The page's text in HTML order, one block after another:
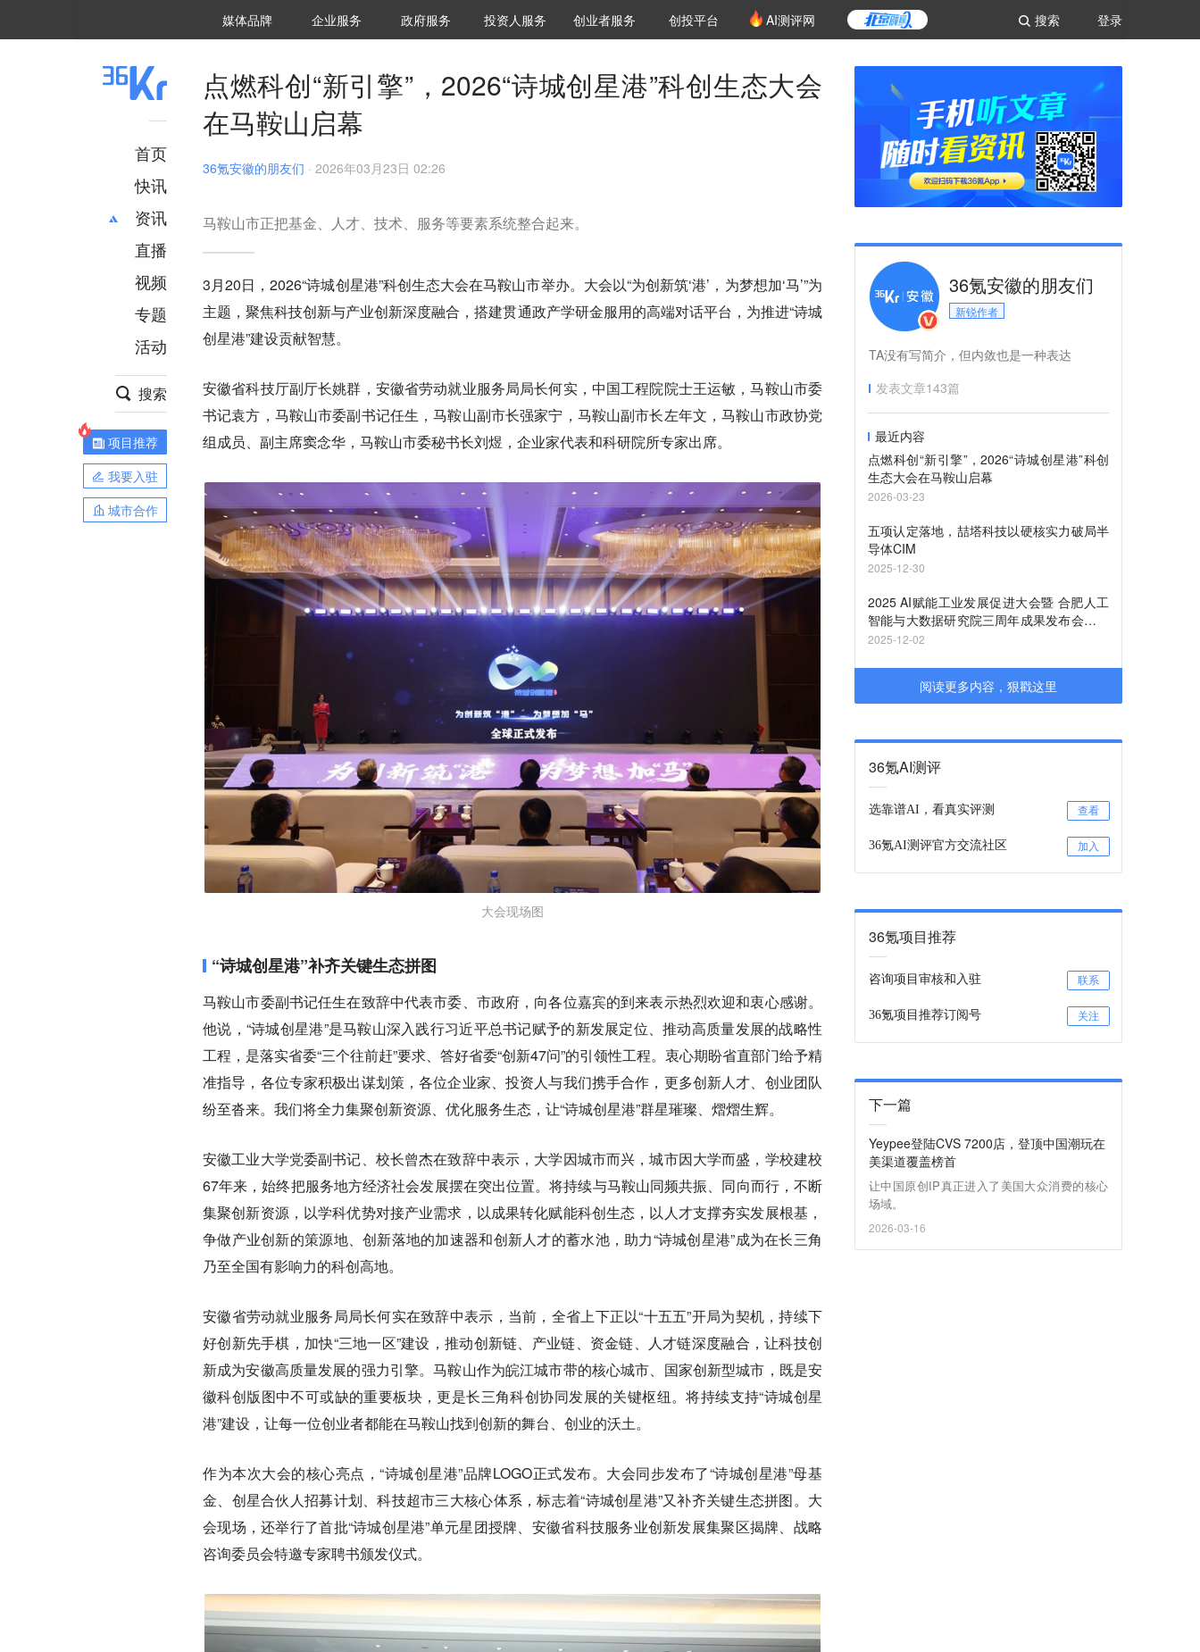
登录
搜索
媒体品牌 36Kr研究院
企业服务 城市之窗
政府服务 VClub投资机构库
投资机构职位推介
投资人服务 创投氪堂
创业者服务 创投平台 AI测评网
首页
快讯
资讯
推荐
财经
项目推荐
安徽
直播
视频
专题
活动
搜索
项目推荐
我要入驻
城市合作
点燃科创“新引擎”，2026“诗城创星港”科创生态大会
在马鞍山启幕
36氪安徽的朋友们 · 2026年03月23日 02:26
马鞍山市正把基金、人才、技术、服务等要素系统整合起来。
3月20日，2026“诗城创星港”科创生态大会在马鞍山市举办。大会以“为创新筑‘港’，为梦想加‘马’”为
主题，聚焦科技创新与产业创新深度融合，搭建贯通政产学研金服用的高端对话平台，为推进“诗城
创星港”建设贡献智慧。
安徽省科技厅副厅长姚群，安徽省劳动就业服务局局长何实，中国工程院院士王运敏，马鞍山市委
书记袁方，马鞍山市委副书记任生，马鞍山副市长强家宁，马鞍山副市长左年文，马鞍山市政协党
组成员、副主席窦念华，马鞍山市委秘书长刘煜，企业家代表和科研院所专家出席。
大会现场图
“诗城创星港”补齐关键生态拼图
马鞍山市委副书记任生在致辞中代表市委、市政府，向各位嘉宾的到来表示热烈欢迎和衷心感谢。
他说，“诗城创星港”是马鞍山深入践行习近平总书记赋予的新发展定位、推动高质量发展的战略性
工程，是落实省委“三个往前赶”要求、答好省委“创新47问”的引领性工程。衷心期盼省直部门给予精
准指导，各位专家积极出谋划策，各位企业家、投资人与我们携手合作，更多创新人才、创业团队
纷至沓来。我们将全力集聚创新资源、优化服务生态，让“诗城创星港”群星璀璨、熠熠生辉。
安徽工业大学党委副书记、校长曾杰在致辞中表示，大学因城市而兴，城市因大学而盛，学校建校
67年来，始终把服务地方经济社会发展摆在突出位置。将持续与马鞍山同频共振、同向而行，不断
集聚创新资源，以学科优势对接产业需求，以成果转化赋能科创生态，以人才支撑夯实发展根基，
争做产业创新的策源地、创新落地的加速器和创新人才的蓄水池，助力“诗城创星港”成为在长三角
乃至全国有影响力的科创高地。
安徽省劳动就业服务局局长何实在致辞中表示，当前，全省上下正以“十五五”开局为契机，持续下
好创新先手棋，加快“三地一区”建设，推动创新链、产业链、资金链、人才链深度融合，让科技创
新成为安徽高质量发展的强力引擎。马鞍山作为皖江城市带的核心城市、国家创新型城市，既是安
徽科创版图中不可或缺的重要板块，更是长三角科创协同发展的关键枢纽。将持续支持“诗城创星
港”建设，让每一位创业者都能在马鞍山找到创新的舞台、创业的沃土。
作为本次大会的核心亮点，“诗城创星港”品牌LOGO正式发布。大会同步发布了“诗城创星港”母基
金、创星合伙人招募计划、科技超市三大核心体系，标志着“诗城创星港”又补齐关键生态拼图。大
会现场，还举行了首批“诗城创星港”单元星团授牌、安徽省科技服务业创新发展集聚区揭牌、战略
咨询委员会特邀专家聘书颁发仪式。
36氪安徽的朋友们
新锐作者
TA没有写简介，但内敛也是一种表达
发表文章143篇
最近内容
点燃科创“新引擎”，2026“诗城创星港”科创
生态大会在马鞍山启幕
2026-03-23
五项认定落地，喆塔科技以硬核实力破局半
导体CIM
2025-12-30
2025 AI赋能工业发展促进大会暨 合肥人工
智能与大数据研究院三周年成果发布会成功
举办
2025-12-02
阅读更多内容，狠戳这里
36氪AI测评
选靠谱AI，看真实评测 查看
36氪AI测评官方交流社区 加入
36氪项目推荐
咨询项目审核和入驻 联系
36氪项目推荐订阅号 关注
下一篇
Yeypee登陆CVS 7200店，登顶中国潮玩在
美渠道覆盖榜首
让中国原创IP真正进入了美国大众消费的核心
场域。
2026-03-16